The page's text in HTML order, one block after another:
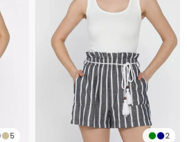
5 2